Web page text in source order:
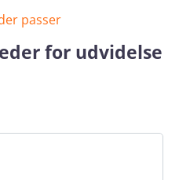
passer
for udvidelse